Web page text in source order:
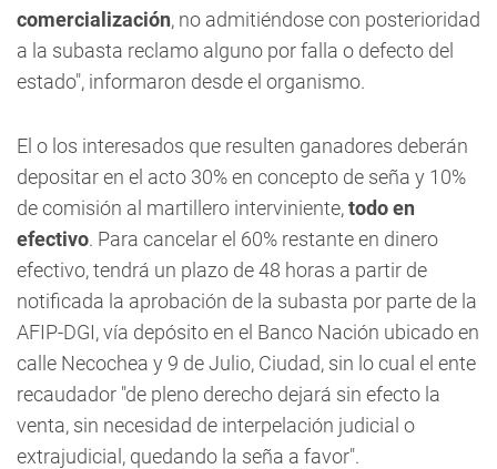
comercialización, no admitiéndose con posterioridad
a la subasta reclamo alguno por falla o defecto del
estado", informaron desde el organismo.
El o los interesados que resulten ganadores deberán
depositar en el acto 30% en concepto de seña y 10%
de comisión al martillero interviniente,todo en
efectivo. Para cancelar el 60% restante en dinero
efectivo, tendrá un plazo de 48 horas a partir de
notificada la aprobación de la subasta por parte de la
AFIP-DGI, vía depósito en el Banco Nación ubicado en
calle Necochea y 9 de Julio, Ciudad, sin lo cual el ente
recaudador "de pleno derecho dejará sin efecto la
venta, sin necesidad de interpelación judicial o
extrajudicial, quedando la seña a favor".